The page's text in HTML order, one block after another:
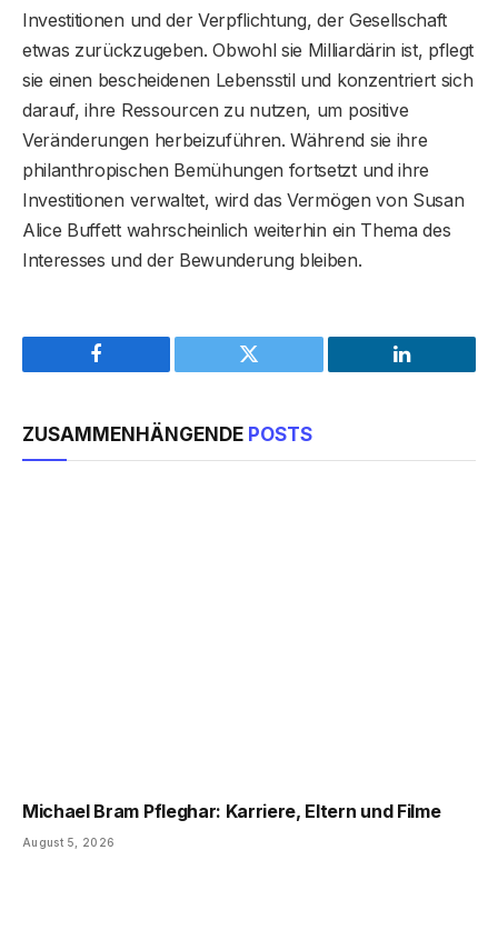
Investitionen und der Verpflichtung, der Gesellschaft
etwas zurückzugeben. Obwohl sie Milliardärin ist, pflegt
sie einen bescheidenen Lebensstil und konzentriert sich
darauf, ihre Ressourcen zu nutzen, um positive
Veränderungen herbeizuführen. Während sie ihre
philanthropischen Bemühungen fortsetzt und ihre
Investitionen verwaltet, wird das Vermögen von Susan
Alice Buffett wahrscheinlich weiterhin ein Thema des
Interesses und der Bewunderung bleiben.
Facebook Twitter LinkedIn
ZUSAMMENHÄNGENDE POSTS
Michael Bram Pfleghar: Karriere, Eltern und Filme
August 5, 2026